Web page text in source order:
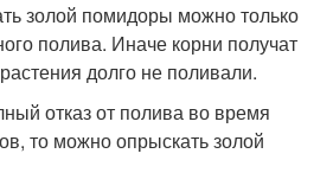
золой помидоры можно только
полива. Иначе корни получат
долго не поливали.
отказ от полива во время
то можно опрыскать золой